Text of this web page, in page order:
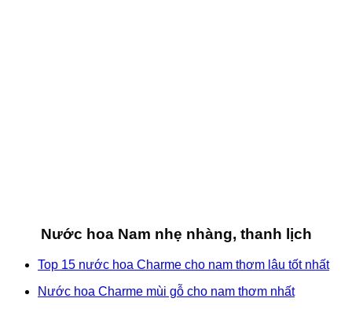
Nước hoa Nam nhẹ nhàng, thanh lịch
Top 15 nước hoa Charme cho nam thơm lâu tốt nhất
Nước hoa Charme mùi gỗ cho nam thơm nhất